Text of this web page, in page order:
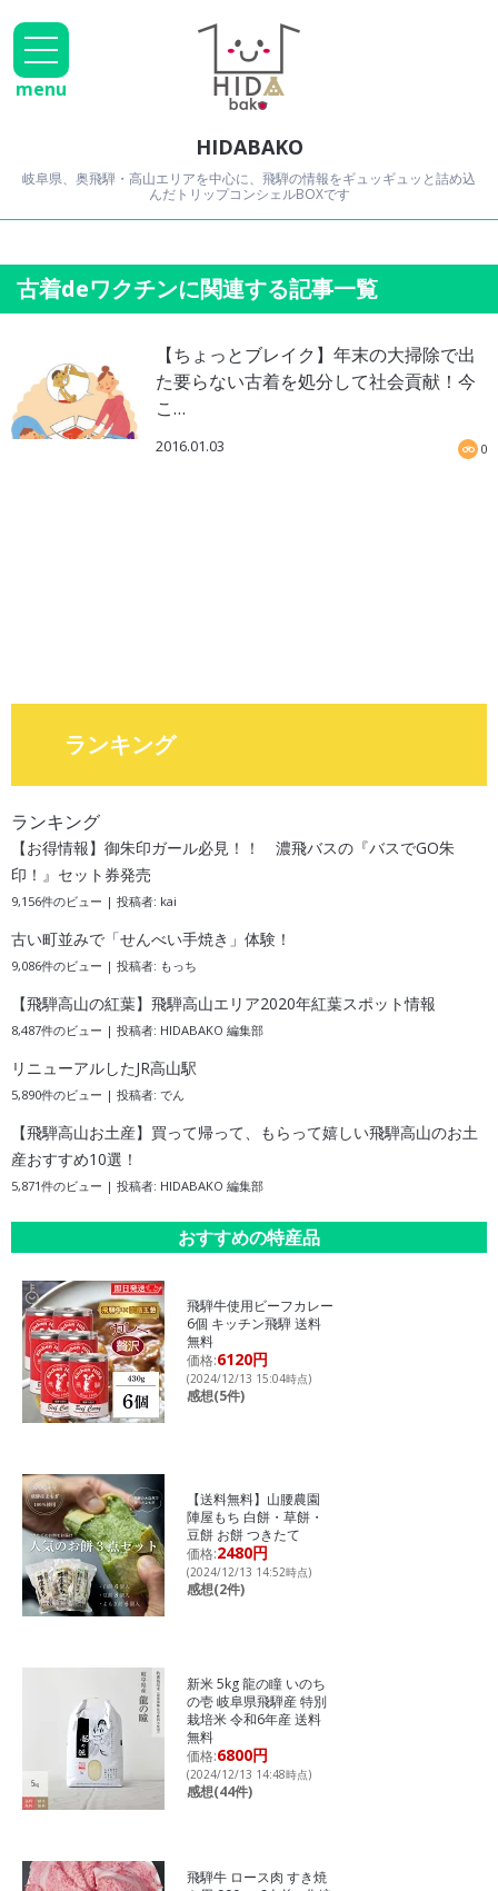
HIDABAKO
岐阜県、奥飛騨・高山エリアを中心に、飛騨の情報をギュッギュッと詰め込
んだトリップコンシェルBOXです
menu
古着deワクチンに関連する記事一覧
【ちょっとブレイク】年末の大掃除で出
た要らない古着を処分して社会貢献！今
こ…
2016.01.03 0
ランキング
ランキング
【お得情報】御朱印ガール必見！！ 濃飛バスの『バスでGO朱
印！』セット券発売
9,156件のビュー | 投稿者: kai
古い町並みで「せんべい手焼き」体験！
9,086件のビュー | 投稿者: もっち
【飛騨高山の紅葉】飛騨高山エリア2020年紅葉スポット情報
8,487件のビュー | 投稿者: HIDABAKO 編集部
リニューアルしたJR高山駅
5,890件のビュー | 投稿者: でん
【飛騨高山お土産】買って帰って、もらって嬉しい飛騨高山のお土
産おすすめ10選！
5,871件のビュー | 投稿者: HIDABAKO 編集部
おすすめの特産品
飛騨牛使用ビーフカレー
6個 キッチン飛騨 送料
無料
価格:6120円
(2024/12/13 15:04時点)
感想(5件)
【送料無料】山腰農園
陣屋もち 白餅・草餅・
豆餅 お餅 つきたて
価格:2480円
(2024/12/13 14:52時点)
感想(2件)
新米 5kg 龍の瞳 いのち
の壱 岐阜県飛騨産 特別
栽培米 令和6年産 送料
無料
価格:6800円
(2024/12/13 14:48時点)
感想(44件)
飛騨牛 ロース肉 すき焼